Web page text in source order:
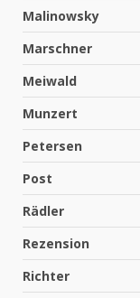
Malinowsky
Marschner
Meiwald
Munzert
Petersen
Post
Rädler
Rezension
Richter